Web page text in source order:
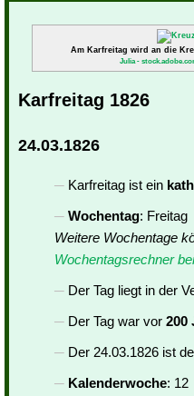
Am Karfreitag wird an die
Julia -
Karfreitag 1826
24.03.1826
Karfreitag ist ein
Wochentag: Freitag
Weitere Wochentage
Wochentagsrechner
Der Tag liegt in der
Der Tag war vor 200
Der 24.03.1826 ist
Kalenderwoche: 12